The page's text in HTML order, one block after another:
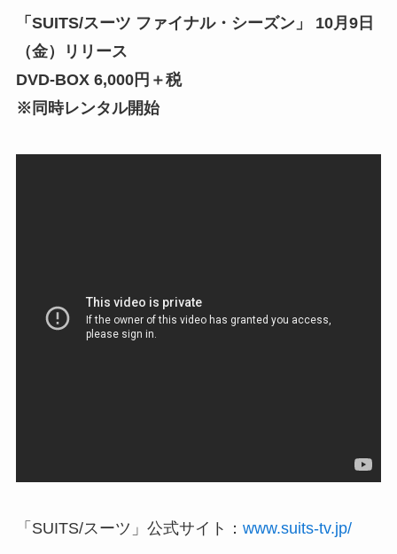
「SUITS/スーツ ファイナル・シーズン」 10月9日
（金）リリース
DVD-BOX 6,000円＋税
※同時レンタル開始
「SUITS/スーツ」公式サイト： www.suits-tv.jp/